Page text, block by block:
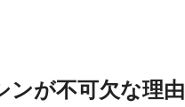
ンが不可欠な理由